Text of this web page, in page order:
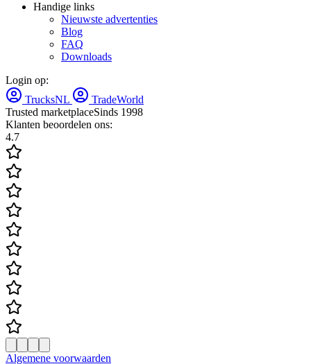
Handige links
Nieuwste advertenties
Blog
FAQ
Downloads
Login op:
TrucksNL
TradeWorld
Trusted marketplaceSinds 1998
Klanten beoordelen ons:
4.7
Algemene voorwaarden